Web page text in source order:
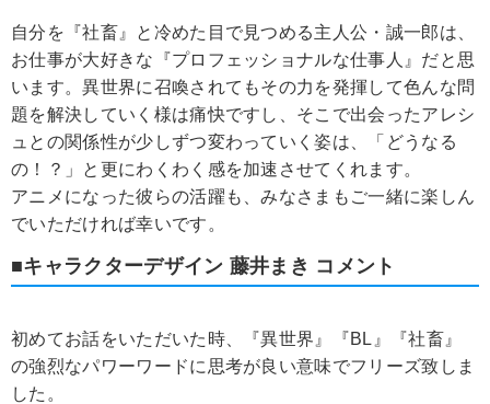
自分を『社畜』と冷めた目で見つめる主人公・誠一郎は、
お仕事が大好きな『プロフェッショナルな仕事人』だと思
います。異世界に召喚されてもその力を発揮して色んな問
題を解決していく様は痛快ですし、そこで出会ったアレシ
ュとの関係性が少しずつ変わっていく姿は、「どうなる
の！？」と更にわくわく感を加速させてくれます。
アニメになった彼らの活躍も、みなさまもご一緒に楽しん
でいただければ幸いです。
■キャラクターデザイン 藤井まき コメント
初めてお話をいただいた時、『異世界』『BL』『社畜』
の強烈なパワーワードに思考が良い意味でフリーズ致しま
した。